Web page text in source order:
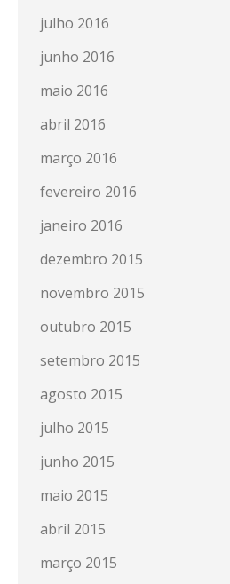
julho 2016
junho 2016
maio 2016
abril 2016
março 2016
fevereiro 2016
janeiro 2016
dezembro 2015
novembro 2015
outubro 2015
setembro 2015
agosto 2015
julho 2015
junho 2015
maio 2015
abril 2015
março 2015